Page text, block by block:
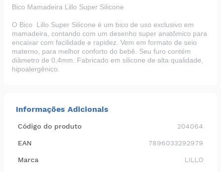
Bico Mamadeira Lillo Super Silicone
O Bico Lillo Super Silicone é um bico de uso exclusivo em
mamadeira, contando com um desenho super anatômico para
encaixar com facilidade e rapidez. Vem em formato de seio
materno, para melhor conforto do bebê. Seu furo contém
diâmetro de 0,4mm. Fabricado em silicone de alta qualidade,
hipoalergênico.
Informações Adicionais
Código do produto 204064
EAN 7896033292979
Marca LILLO